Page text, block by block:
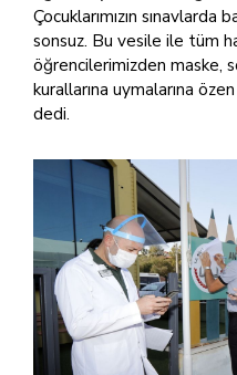
Çocuklarımızın sınavlarda
sonsuz. Bu vesile ile tüm
öğrencilerimizden maske,
kurallarına uymalarına
dedi.